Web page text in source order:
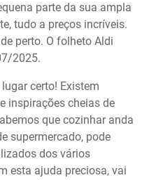
parte da sua ampla
tudo a preços incríveis.
perto. O folheto Aldi
2025.
certo! Existem
inspirações cheias de
que cozinhar anda
supermercado, pode
dos vários
esta ajuda preciosa, vai